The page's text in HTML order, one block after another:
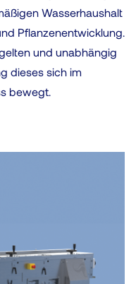
Wasserhaushalt
Pflanzenentwicklung.
und unabhängig
dieses sich im
bewegt.